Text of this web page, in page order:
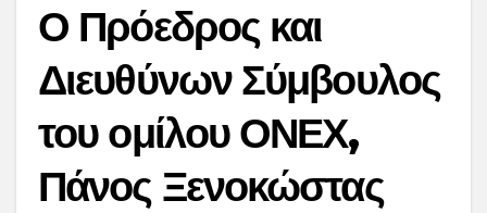
Ο Πρόεδρος και
Διευθύνων Σύμβουλος
του ομίλου ΟΝΕΧ,
Πάνος Ξενοκώστας